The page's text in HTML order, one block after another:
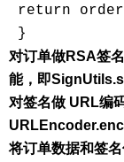
return
对订单做RSA签
能，即
对签名做 URL编
将订单数据和签